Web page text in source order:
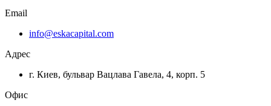
Email
info@eskacapital.com
Адрес
г. Киев, бульвар Вацлава Гавела, 4, корп. 5
Офис